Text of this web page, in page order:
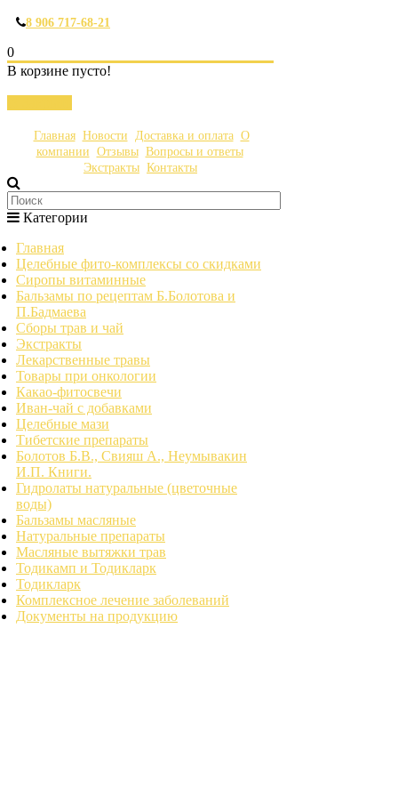
8 906 717-68-21
0
В корзине пусто!
Главная Новости Доставка и оплата О
компании Отзывы Вопросы и ответы
Экстракты Контакты
Категории
Главная
Целебные фито-комплексы со скидками
Сиропы витаминные
Бальзамы по рецептам Б.Болотова и
П.Бадмаева
Сборы трав и чай
Экстракты
Лекарственные травы
Товары при онкологии
Какао-фитосвечи
Иван-чай с добавками
Целебные мази
Тибетские препараты
Болотов Б.В., Свияш А., Неумывакин
И.П. Книги.
Гидролаты натуральные (цветочные
воды)
Бальзамы масляные
Натуральные препараты
Масляные вытяжки трав
Тодикамп и Тодикларк
Тодикларк
Комплексное лечение заболеваний
Документы на продукцию